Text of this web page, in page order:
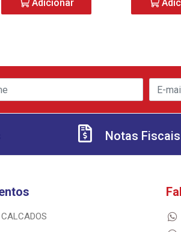
Adicionar
Notas Fiscais